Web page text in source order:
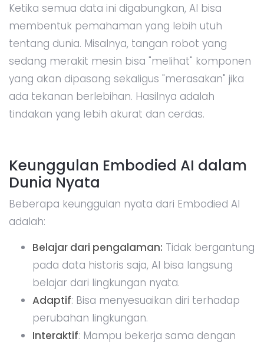
Ketika semua data ini digabungkan, AI bisa
membentuk pemahaman yang lebih utuh
tentang dunia. Misalnya, tangan robot yang
sedang merakit mesin bisa "melihat" komponen
yang akan dipasang sekaligus "merasakan" jika
ada tekanan berlebihan. Hasilnya adalah
tindakan yang lebih akurat dan cerdas.
Keunggulan Embodied AI dalam
Dunia Nyata
Beberapa keunggulan nyata dari Embodied AI
adalah:
Belajar dari pengalaman: Tidak bergantung
pada data historis saja, AI bisa langsung
belajar dari lingkungan nyata.
Adaptif: Bisa menyesuaikan diri terhadap
perubahan lingkungan.
Interaktif: Mampu bekerja sama dengan